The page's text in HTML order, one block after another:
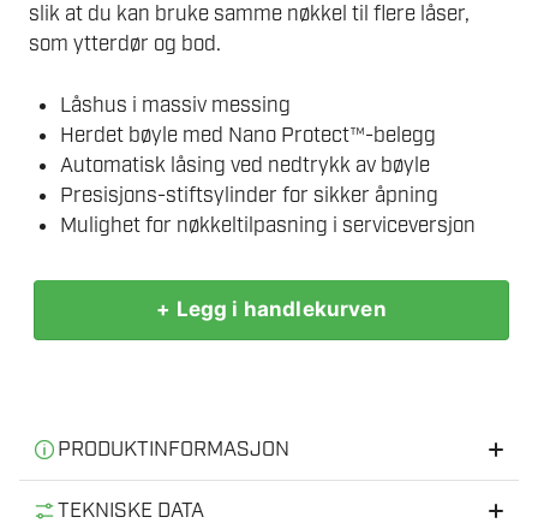
slik at du kan bruke samme nøkkel til flere låser,
som ytterdør og bod.
Låshus i massiv messing
Herdet bøyle med Nano Protect™-belegg
Automatisk låsing ved nedtrykk av bøyle
Presisjons-stiftsylinder for sikker åpning
Mulighet for nøkkeltilpasning i serviceversjon
antall
+ Legg i handlekurven
PRODUKTINFORMASJON
TEKNISKE DATA